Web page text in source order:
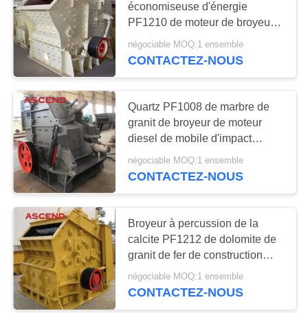
AU
SUJET
DE
NOUS
VISITE
D'USINE
CONTRÔLE
DE
QUALITÉ
CONTACTEZ-
NOUS
Machine de
concasseur de
pierres de mâchoire
60
Double machine de
broyeur de petit pain
économiseuse d'énergie
PF1210 de moteur de broyeur à
percussion de charbon de bois
de quartz écrasant l'équipement
négociable MOQ:1 ensemble
CONTACTEZ-NOUS
Quartz PF1008 de marbre de
granit de broyeur de moteur
diesel de mobile d'impact
écrasant l'usine
négociable MOQ:1 ensemble
CONTACTEZ-NOUS
Broyeur à percussion de la
calcite PF1212 de dolomite de
granit de fer de construction
avec la haute barre de coup de
Chrome
négociable MOQ:1 ensemble
CONTACTEZ-NOUS